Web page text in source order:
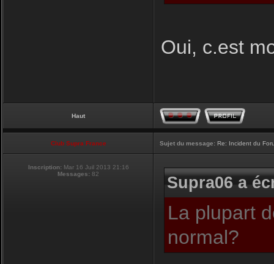
Oui, c.est
Haut
Club Supra France Sujet du message: Re: Incident du
Inscription: Mar 16 Juil 2013 21:16
Messages: 82 Supra06 a
La plupart
normal?